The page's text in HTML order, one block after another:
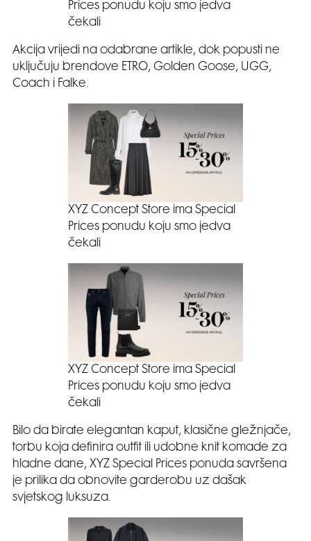
Prices ponudu koju smo jedva
čekali
Akcija vrijedi na odabrane artikle, dok popusti ne
uključuju brendove ETRO, Golden Goose, UGG,
Coach i Falke.
XYZ Concept Store ima Special
Prices ponudu koju smo jedva
čekali
XYZ Concept Store ima Special
Prices ponudu koju smo jedva
čekali
Bilo da birate elegantan kaput, klasične gležnjače,
torbu koja definira outfit ili udobne knit komade za
hladne dane, XYZ Special Prices ponuda savršena
je prilika da obnovite garderobu uz dašak
svjetskog luksuza.